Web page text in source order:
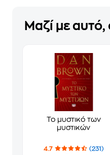
Μαζί με
Το μυστικό των
μυστικών
4.7
(231)